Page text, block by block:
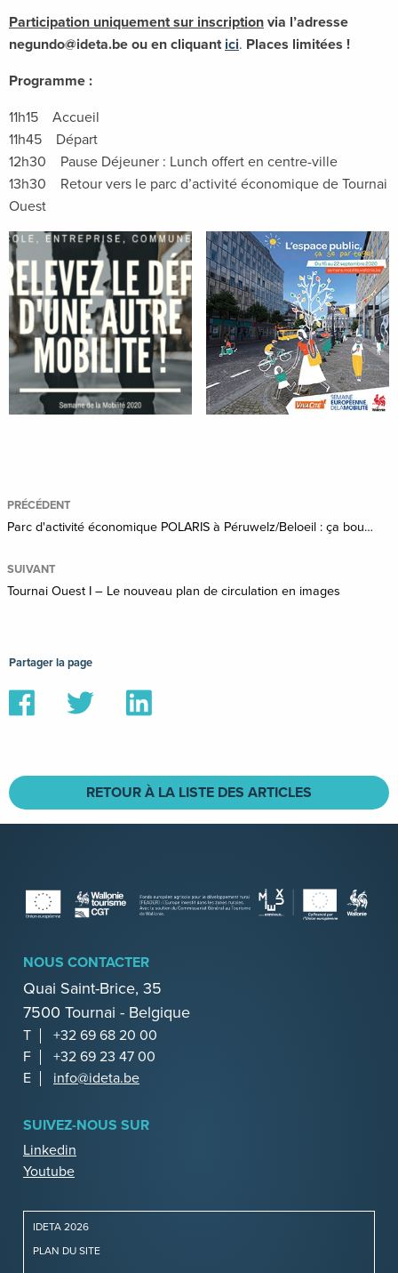
Participation uniquement sur inscriptionvia l’adresse
negundo@ideta.be ou en cliquantici. Places limitées !
Programme :
11h15 Accueil
11h45 Départ
12h30 Pause Déjeuner : Lunch offert en centre-ville
13h30 Retour vers le parc d’activité économique de Tournai
Ouest
PRÉCÉDENT
Parc d'activité économique POLARIS à Péruwelz/Beloeil : ça bouge !
SUIVANT
Tournai Ouest I – Le nouveau plan de circulation en images
Partager la page
Partager
sur
Partager
sur
Partager
sur
RETOUR À LA LISTE DES ARTICLES
NOUS CONTACTER
Quai Saint-Brice, 35
7500 Tournai - Belgique
T
+32 69 68 20 00
F
+32 69 23 47 00
E
info@ideta.be
SUIVEZ-NOUS SUR
Linkedin
Youtube
IDETA 2026
PLAN DU SITE